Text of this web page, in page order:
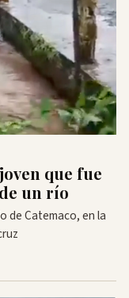
que fue
un río
de Catemaco, en la